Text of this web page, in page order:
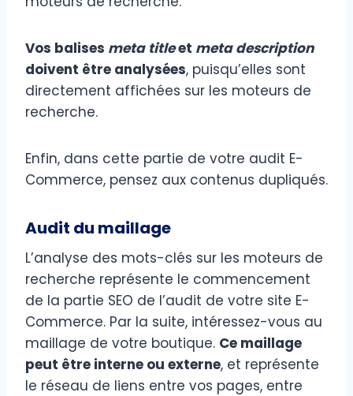
Vos balises meta titleet meta description
doivent être analysées, puisqu’elles sont
directement affichées sur les moteurs de
recherche.
Enfin, dans cette partie de votre audit E-
Commerce, pensez aux contenus dupliqués.
Audit du maillage
L’analyse des mots-clés sur les moteurs de
recherche représente le commencement
de la partie SEO de l’audit de votre site E-
Commerce. Par la suite, intéressez-vous au
maillage de votre boutique. Ce maillage
peut être interne ou externe, et représente
le réseau de liens entre vos pages, entre